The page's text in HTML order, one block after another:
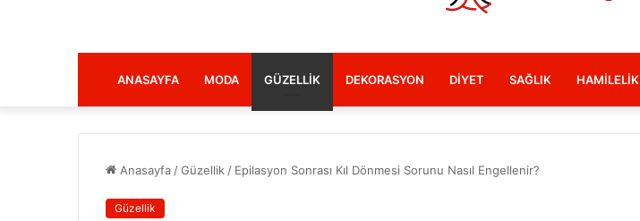
ANASAYFA MODA GÜZELLIK DEKORASYON DIYET SAĞLIK HAMILELIK
Anasayfa /Güzellik / Epilasyon Sonrası Kıl Dönmesi Sorunu Nasıl Engellenir?
Güzellik